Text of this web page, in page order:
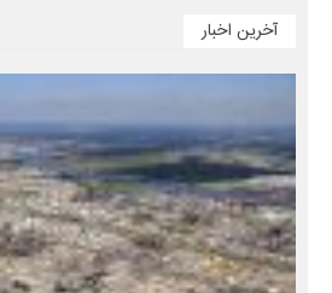
آخرین اخبار